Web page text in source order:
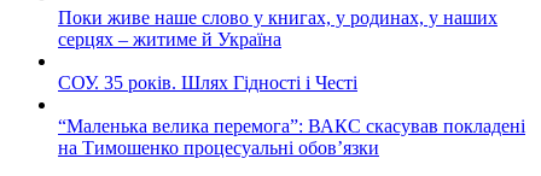
Поки живе наше слово у книгах, у родинах, у наших
серцях – житиме й Україна
СОУ. 35 років. Шлях Гідності і Честі
“Маленька велика перемога”: ВАКС скасував покладені
на Тимошенко процесуальні обов’язки